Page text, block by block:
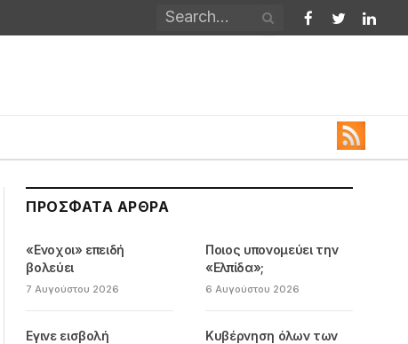
Facebook
Twitter
ΠΡΌΣΦΑΤΑ ΆΡΘΡΑ
«Ενοχοι» επειδή
βολεύει
7 Αυγούστου 2026
Ποιος υπονομεύει την
«Ελπίδα»;
6 Αυγούστου 2026
Εγινε εισβολή
Κυβέρνηση όλων των